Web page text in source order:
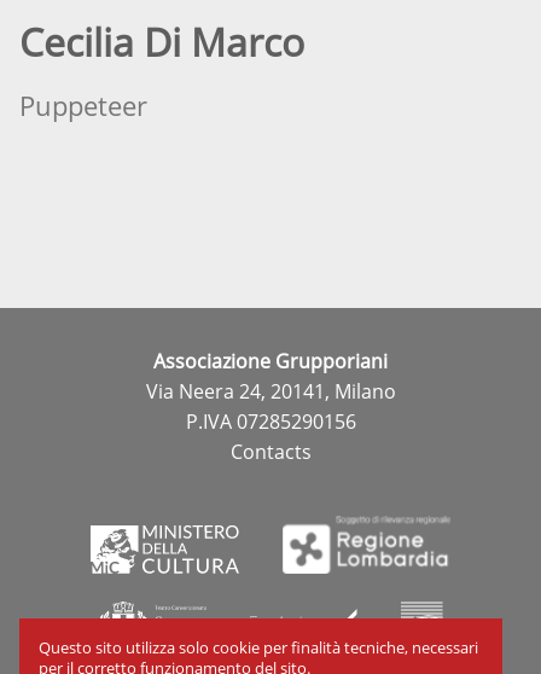
Cecilia Di Marco
Puppeteer
Associazione Grupporiani
Via Neera 24, 20141, Milano
P.IVA 07285290156
Contacts
Questo sito utilizza solo cookie per finalità tecniche, necessari
per il corretto funzionamento del sito.